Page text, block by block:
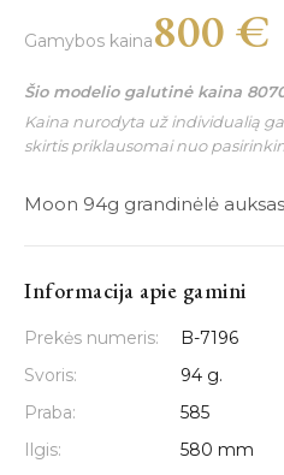
Gamybos kaina800 €
Šio modelio galutinė kaina
Kaina nurodyta už individualią
skirtis priklausomai nuo
Moon 94g grandinėlė
Informacija apie gamini
Prekės numeris:
B-7196
Svoris:
94 g.
Praba:
585
Ilgis:
580 mm